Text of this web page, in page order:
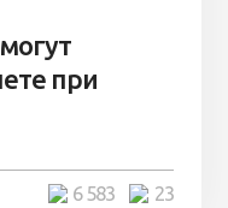
при
23
6 583